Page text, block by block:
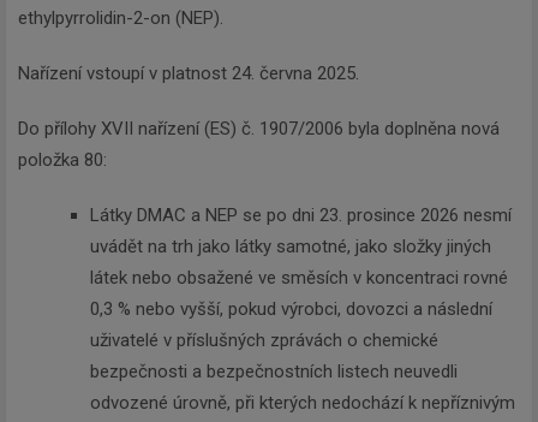
ethylpyrrolidin-2-on (NEP).
Nařízení vstoupí v platnost 24. června 2025.
Do přílohy XVII nařízení (ES) č. 1907/2006 byla doplněna nová
položka 80:
Látky DMAC a NEP se po dni 23. prosince 2026 nesmí
uvádět na trh jako látky samotné, jako složky jiných
látek nebo obsažené ve směsích v koncentraci rovné
0,3 % nebo vyšší, pokud výrobci, dovozci a následní
uživatelé v příslušných zprávách o chemické
bezpečnosti a bezpečnostních listech neuvedli
odvozené úrovně, při kterých nedochází k nepříznivým